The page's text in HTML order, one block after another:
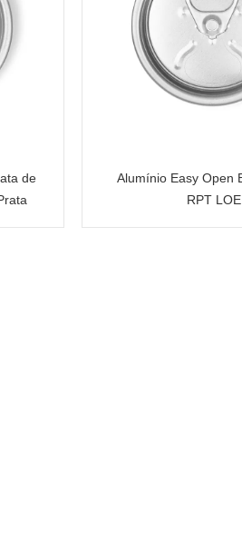
de
Alumínio Easy Open
RPT LOE